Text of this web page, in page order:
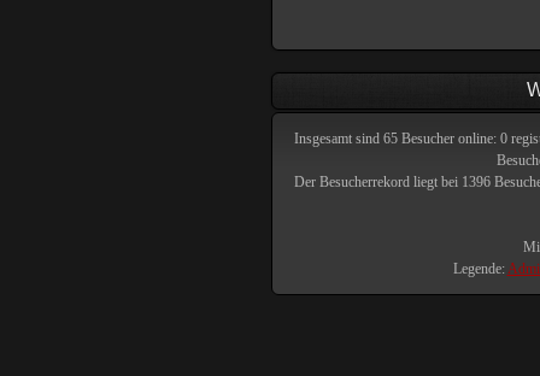
Insgesamt sind 65 Besucher online: 0
Der Besucherrekord liegt bei 1396
Legende: